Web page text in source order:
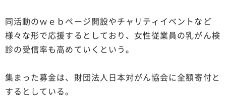
同活動のｗｅｂページ開設やチャリティイベントなど
様々な形で応援するとしており、女性従業員の乳がん検
診の受信率も高めていくという。
集まった募金は、財団法人日本対がん協会に全額寄付と
するとしている。